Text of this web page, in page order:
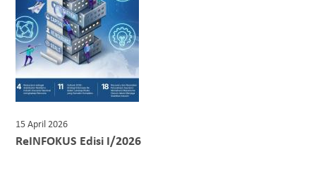
15 April 2026
ReINFOKUS Edisi I/2026